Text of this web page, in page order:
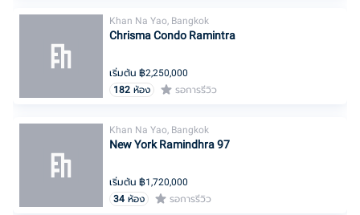
Khan Na Yao, Bangkok
Chrisma Condo Ramintra
เริ่มต้น ฿2,250,000
182 ห้อง รอการรีวิว
Khan Na Yao, Bangkok
New York Ramindhra 97
เริ่มต้น ฿1,720,000
34 ห้อง รอการรีวิว